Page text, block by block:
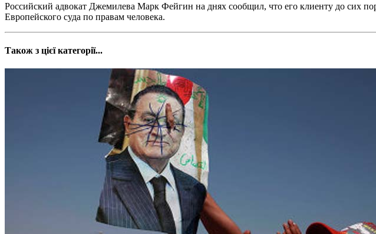
Российский адвокат Джемилева Марк Фейгин на днях сообщил, что его клиенту до сих
Европейского суда по правам человека.
Також з цієї категорії...